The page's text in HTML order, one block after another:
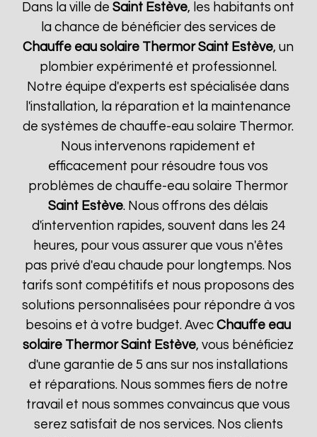
Dans la ville deSaint Estève, les habitants ont
la chance de bénéficier des services de
Chauffe eau solaire Thermor Saint Estève, un
plombier expérimenté et professionnel.
Notre équipe d'experts est spécialisée dans
l'installation, la réparation et la maintenance
de systèmes de chauffe-eau solaire Thermor.
Nous intervenons rapidement et
efficacement pour résoudre tous vos
problèmes de chauffe-eau solaire Thermor
Saint Estève. Nous offrons des délais
d'intervention rapides, souvent dans les 24
heures, pour vous assurer que vous n'êtes
pas privé d'eau chaude pour longtemps. Nos
tarifs sont compétitifs et nous proposons des
solutions personnalisées pour répondre à vos
besoins et à votre budget. AvecChauffe eau
solaire Thermor Saint Estève, vous bénéficiez
d'une garantie de 5 ans sur nos installations
et réparations. Nous sommes fiers de notre
travail et nous sommes convaincus que vous
serez satisfait de nos services. Nos clients